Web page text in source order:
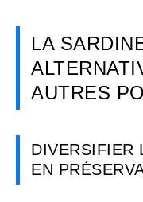
LA
AUTRES
DIVERSIFIER
EN